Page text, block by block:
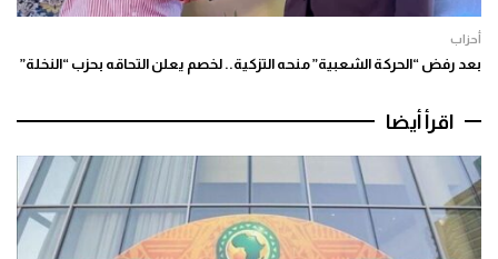
أحزاب
بعد رفض “الحركة الشعبية” منحه التزكية.. لخصم يعلن التحاقه بحزب “النخلة”
اقرأ أيضا